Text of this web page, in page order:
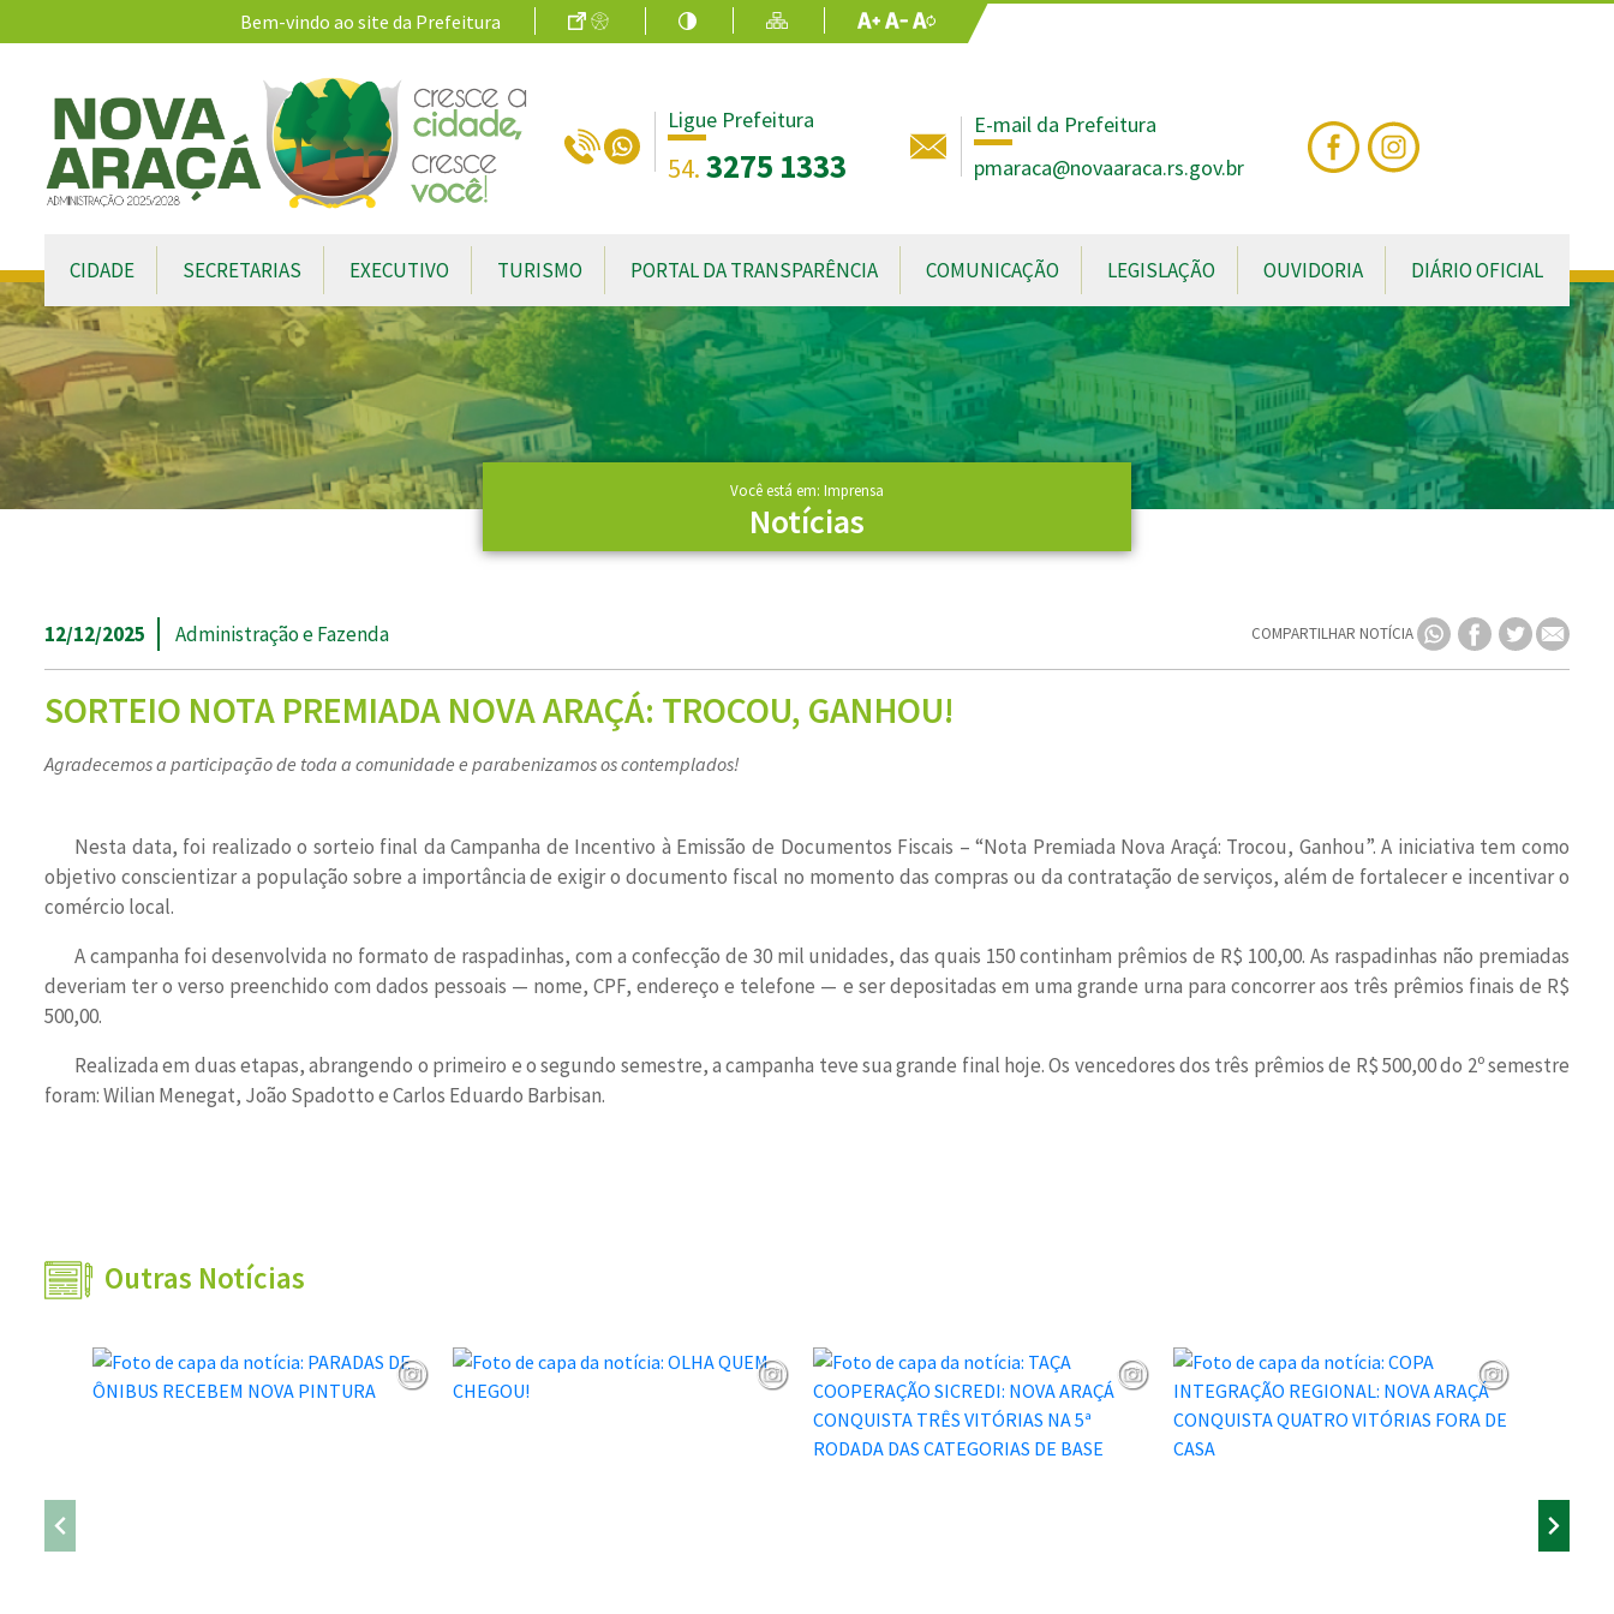
Bem-vindo ao site da Prefeitura Ir para o Conteúdo
AcessibilidadeAlto ContrasteMapa do Site Aumentar Fonte
Diminuir Fonte
Fonte Original
Ligue Prefeitura
54. 3275 1333
E-mail da Prefeitura
pmaraca@novaaraca.rs.gov.br
CONTEÚDO DO MENU
CIDADE SECRETARIAS EXECUTIVO TURISMO PORTAL DA TRANSPARÊNCIA COMUNICAÇÃO LEGISLAÇÃO OUVIDORIA DIÁRIO OFICIAL
Conteúdo Principal
Você está em: Imprensa
Notícias
12/12/2025 Administração e Fazenda COMPARTILHAR NOTÍCIA
SORTEIO NOTA PREMIADA NOVA ARAÇÁ: TROCOU, GANHOU!
Agradecemos a participação de toda a comunidade e parabenizamos os contemplados!
Nesta data, foi realizado o sorteio final da Campanha de Incentivo à Emissão de Documentos Fiscais – “Nota Premiada Nova Araçá: Trocou, Ganhou”. A iniciativa tem como
objetivo conscientizar a população sobre a importância de exigir o documento fiscal no momento das compras ou da contratação de serviços, além de fortalecer e incentivar o
comércio local.
A campanha foi desenvolvida no formato de raspadinhas, com a confecção de 30 mil unidades, das quais 150 continham prêmios de R$ 100,00. As raspadinhas não premiadas
deveriam ter o verso preenchido com dados pessoais — nome, CPF, endereço e telefone — e ser depositadas em uma grande urna para concorrer aos três prêmios finais de R$
500,00.
Realizada em duas etapas, abrangendo o primeiro e o segundo semestre, a campanha teve sua grande final hoje. Os vencedores dos três prêmios de R$ 500,00 do 2º semestre
foram: Wilian Menegat, João Spadotto e Carlos Eduardo Barbisan.
Outras Notícias